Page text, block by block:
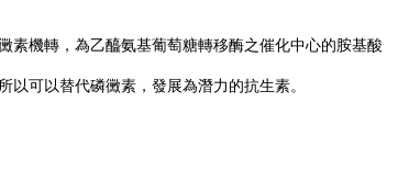
素機轉，為乙醯氨基葡萄糖轉移酶之催化中心的胺基酸
可以替代磷黴素，發展為潛力的抗生素。